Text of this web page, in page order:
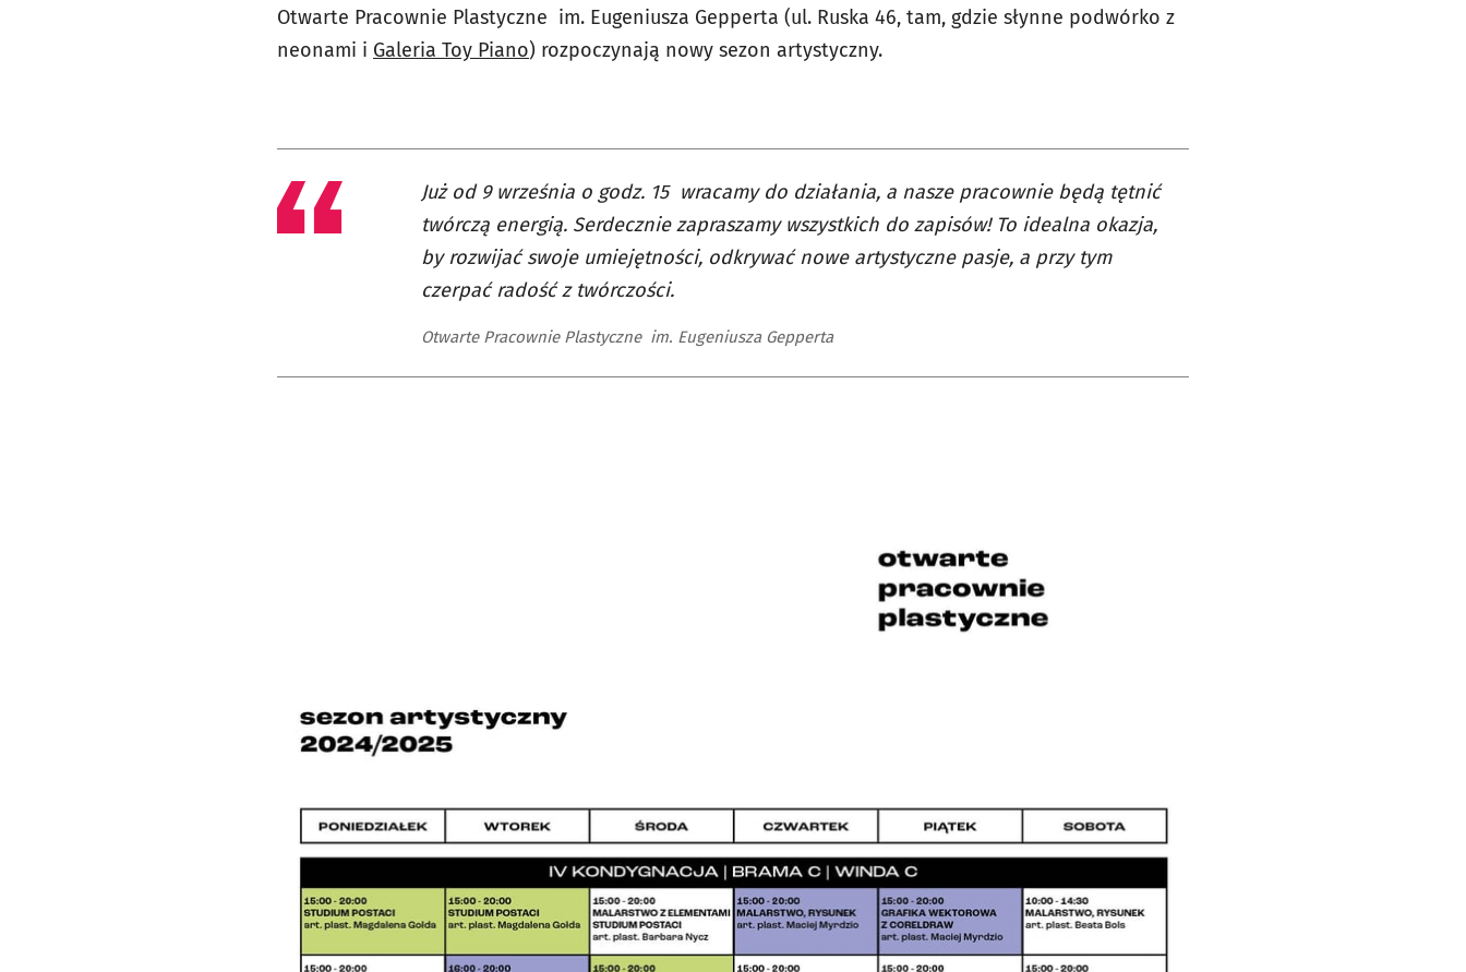
Otwarte Pracownie Plastyczne im. Eugeniusza Gepperta (ul. Ruska 46, tam, gdzie słynne podwórko z
neonami i Galeria Toy Piano) rozpoczynają nowy sezon artystyczny.
Już od 9 września o godz. 15 wracamy do działania, a nasze pracownie będą tętnić
twórczą energią. Serdecznie zapraszamy wszystkich do zapisów! To idealna okazja,
by rozwijać swoje umiejętności, odkrywać nowe artystyczne pasje, a przy tym
czerpać radość z twórczości.
Otwarte Pracownie Plastyczne im. Eugeniusza Gepperta